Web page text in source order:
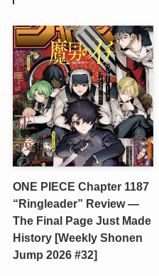
ONE PIECE Chapter 1187
“Ringleader” Review —
The Final Page Just Made
History [Weekly Shonen
Jump 2026 #32]